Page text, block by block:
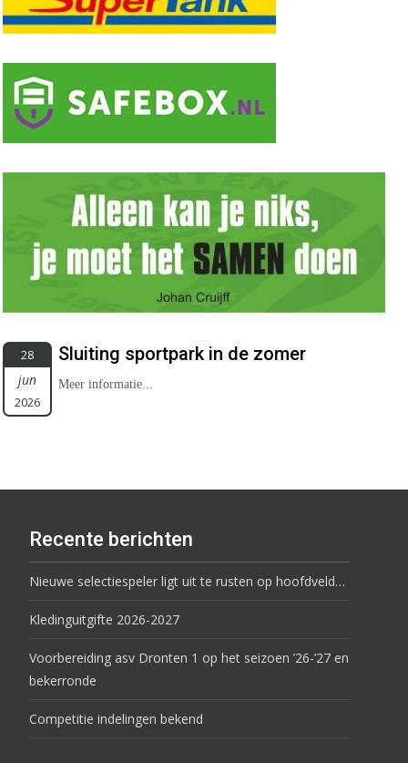
28
jun
2026
Sluiting sportpark in de zomer
Meer informatie...
Recente berichten
Nieuwe selectiespeler ligt uit te rusten op hoofdveld…
Kledinguitgifte 2026-2027
Voorbereiding asv Dronten 1 op het seizoen ’26-’27 en
bekerronde
Competitie indelingen bekend